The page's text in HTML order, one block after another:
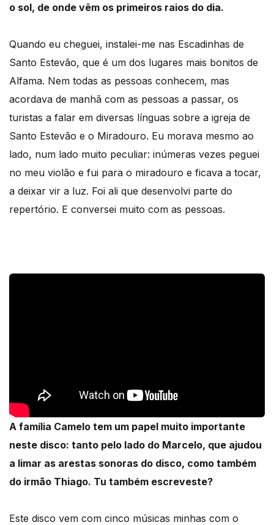
o sol, de onde vêm os primeiros raios do dia.
Quando eu cheguei, instalei-me nas Escadinhas de
Santo Estevão, que é um dos lugares mais bonitos de
Alfama. Nem todas as pessoas conhecem, mas
acordava de manhã com as pessoas a passar, os
turistas a falar em diversas línguas sobre a igreja de
Santo Estevão e o Miradouro. Eu morava mesmo ao
lado, num lado muito peculiar: inúmeras vezes peguei
no meu violão e fui para o miradouro e ficava a tocar,
a deixar vir a luz. Foi ali que desenvolvi parte do
repertório. E conversei muito com as pessoas.
A família Camelo tem um papel muito importante
neste disco: tanto pelo lado do Marcelo, que ajudou
a limar as arestas sonoras do disco, como também
do irmão Thiago. Tu também escreveste?
Este disco vem com cinco músicas minhas com o